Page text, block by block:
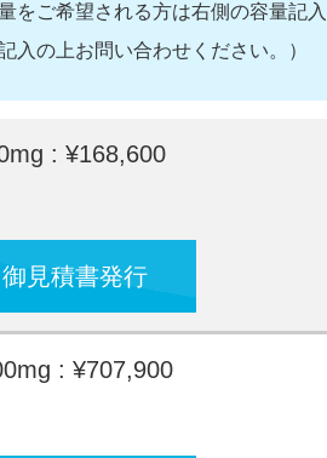
をご希望される方は右側の容量記入
入の上お問い合わせください。）
: ¥168,600
御見積書発行
: ¥707,900